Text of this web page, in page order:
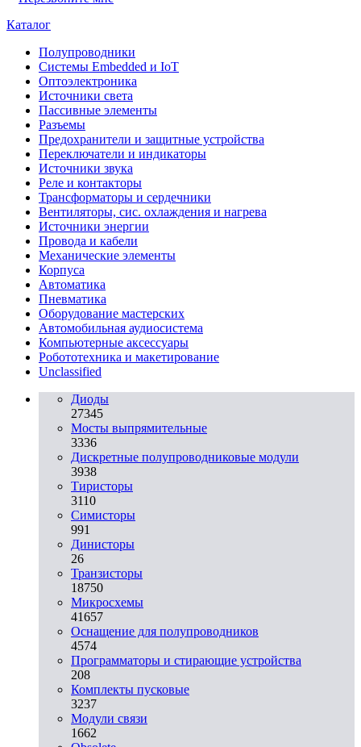
Каталог
Полупроводники
Системы Embedded и IoT
Oптоэлектроника
Источники света
Пассивные элементы
Разъeмы
Предохранители и защитные устройства
Переключатели и индикаторы
Источники звука
Реле и контакторы
Трансформаторы и сердечники
Вентиляторы, сис. охлаждения и нагрева
Источники энергии
Провода и кабели
Механические элементы
Корпуса
Автоматика
Пневматика
Оборудование мастерских
Автомобильная аудиосистема
Компьютерные аксессуары
Робототехника и макетирование
Unclassified
Диоды
27345
Мосты выпрямительные
3336
Дискретные полупроводниковые модули
3938
Тиристоры
3110
Симисторы
991
Динисторы
26
Транзисторы
18750
Микросхемы
41657
Оснащение для полупроводников
4574
Программаторы и стирающие устройства
208
Комплекты пусковые
3237
Модули связи
1662